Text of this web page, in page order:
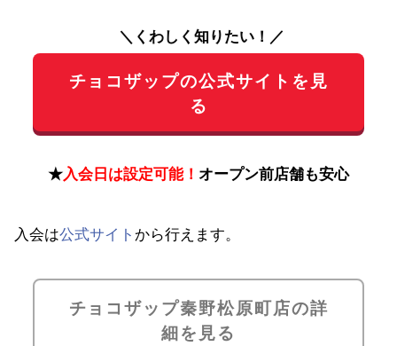
＼くわしく知りたい！／
チョコザップの公式サイトを見
る
★入会日は設定可能！ オープン前店舗も安心
入会は公式サイト から行えます。
チョコザップ秦野松原町店の詳
細を見る